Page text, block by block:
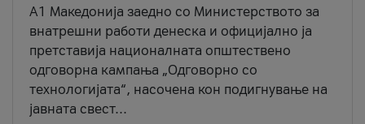
A1 Македонија заедно со Министерството за
внатрешни работи денеска и официјално ја
претставија националната општествено
одговорна кампања „Одговорно со
технологијата“, насочена кон подигнување на
јавната свест...